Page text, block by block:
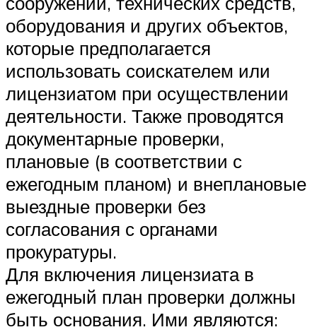
оборудования и других объектов,
которые предполагается
использовать соискателем или
лицензиатом при осуществлении
деятельности. Также проводятся
документарные проверки,
плановые (в соответствии с
ежегодным планом) и внеплановые
выездные проверки без
согласования с органами
прокуратуры.
Для включения лицензиата в
ежегодный план проверки должны
быть основания. Ими являются: